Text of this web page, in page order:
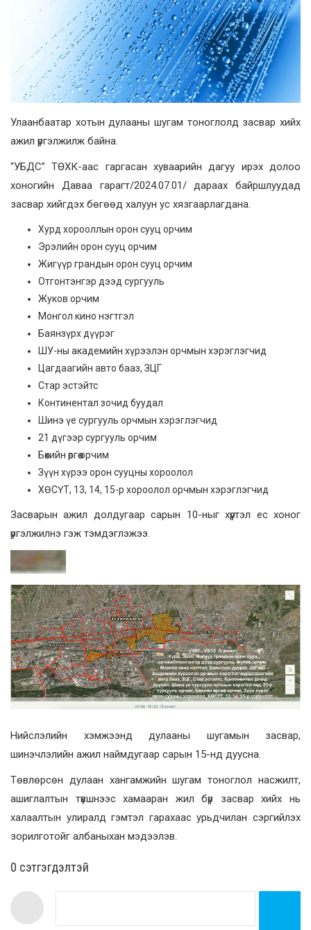
Улаанбаатар хотын дулааны шугам тоноглолд засвар хийх
ажил үргэлжилж байна.
“УБДС” ТӨХК-аас гаргасан хуваарийн дагуу ирэх долоо
хоногийн Даваа гарагт/2024.07.01/ дараах байршлуудад
засвар хийгдэх бөгөөд халуун ус хязгаарлагдана.
Хурд хорооллын орон сууц орчим
Эрэлийн орон сууц орчим
Жигүүр грандын орон сууц орчим
Отгонтэнгэр дээд сургууль
Жуков орчим
Монгол кино нэгтгэл
Баянзүрх дүүрэг
ШУ-ны академийн хүрээлэн орчмын хэрэглэгчид
Цагдаагийн авто бааз, ЗЦГ
Стар эстэйтс
Континентал зочид буудал
Шинэ үе сургууль орчмын хэрэглэгчид
21 дүгээр сургууль орчим
Бөхийн өргөө орчим
Зүүн хүрээ орон сууцны хороолол
ХӨСҮТ, 13, 14, 15-р хороолол орчмын хэрэглэгчид
Засварын ажил долдугаар сарын 10-ныг хүртэл ес хоног
үргэлжилнэ гэж тэмдэглэжээ.
Нийслэлийн хэмжээнд дулааны шугамын засвар,
шинэчлэлийн ажил наймдугаар сарын 15-нд дуусна.
Төвлөрсөн дулаан хангамжийн шугам тоноглол насжилт,
ашиглалтын түвшнээс хамааран жил бүр засвар хийх нь
халаалтын улиралд гэмтэл гарахаас урьдчилан сэргийлэх
зорилготойг албаныхан мэдээлэв.
0 cэтгэгдэлтэй